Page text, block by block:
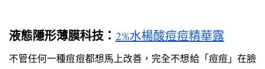
液態隱形薄膜科技： 2%水楊酸痘痘精華露
不管任何一種痘痘都想馬上改善，完全不想給「痘痘」在臉